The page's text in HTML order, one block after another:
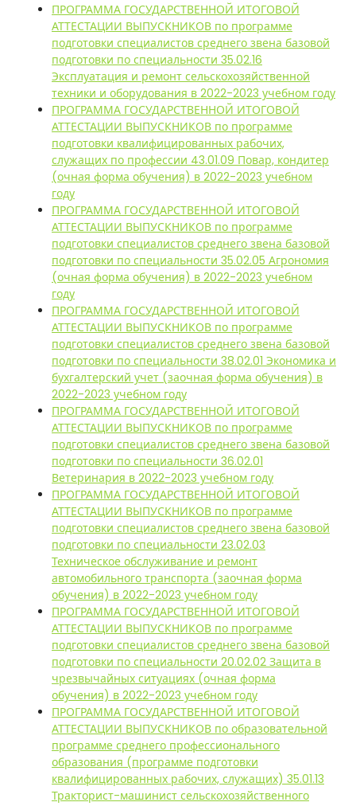
ПРОГРАММА ГОСУДАРСТВЕННОЙ ИТОГОВОЙ
АТТЕСТАЦИИ ВЫПУСКНИКОВ по программе
подготовки специалистов среднего звена базовой
подготовки по специальности 35.02.16
Эксплуатация и ремонт сельскохозяйственной
техники и оборудования в 2022-2023 учебном году
ПРОГРАММА ГОСУДАРСТВЕННОЙ ИТОГОВОЙ
АТТЕСТАЦИИ ВЫПУСКНИКОВ по программе
подготовки квалифицированных рабочих,
служащих по профессии 43.01.09 Повар, кондитер
(очная форма обучения) в 2022-2023 учебном
году
ПРОГРАММА ГОСУДАРСТВЕННОЙ ИТОГОВОЙ
АТТЕСТАЦИИ ВЫПУСКНИКОВ по программе
подготовки специалистов среднего звена базовой
подготовки по специальности 35.02.05 Агрономия
(очная форма обучения) в 2022-2023 учебном
году
ПРОГРАММА ГОСУДАРСТВЕННОЙ ИТОГОВОЙ
АТТЕСТАЦИИ ВЫПУСКНИКОВ по программе
подготовки специалистов среднего звена базовой
подготовки по специальности 38.02.01 Экономика и
бухгалтерский учет (заочная форма обучения) в
2022-2023 учебном году
ПРОГРАММА ГОСУДАРСТВЕННОЙ ИТОГОВОЙ
АТТЕСТАЦИИ ВЫПУСКНИКОВ по программе
подготовки специалистов среднего звена базовой
подготовки по специальности 36.02.01
Ветеринария в 2022-2023 учебном году
ПРОГРАММА ГОСУДАРСТВЕННОЙ ИТОГОВОЙ
АТТЕСТАЦИИ ВЫПУСКНИКОВ по программе
подготовки специалистов среднего звена базовой
подготовки по специальности 23.02.03
Техническое обслуживание и ремонт
автомобильного транспорта (заочная форма
обучения) в 2022-2023 учебном году
ПРОГРАММА ГОСУДАРСТВЕННОЙ ИТОГОВОЙ
АТТЕСТАЦИИ ВЫПУСКНИКОВ по программе
подготовки специалистов среднего звена базовой
подготовки по специальности 20.02.02 Защита в
чрезвычайных ситуациях (очная форма
обучения) в 2022-2023 учебном году
ПРОГРАММА ГОСУДАРСТВЕННОЙ ИТОГОВОЙ
АТТЕСТАЦИИ ВЫПУСКНИКОВ по образовательной
программе среднего профессионального
образования (программе подготовки
квалифицированных рабочих, служащих) 35.01.13
Тракторист-машинист сельскохозяйственного